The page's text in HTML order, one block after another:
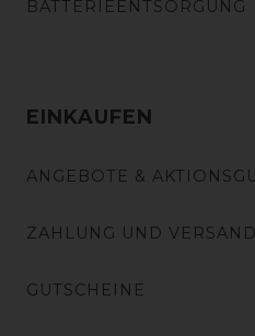
BATTERIEENTSORGUNG
EINKAUFEN
ANGEBOTE &
ZAHLUNG UND VERSAND
GUTSCHEINE